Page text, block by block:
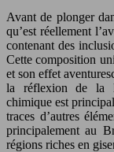
Avant de plonger
qu’est réellement
contenant des
Cette composition
et son effet
la réflexion de la
chimique est
traces d’autres
principalement au
régions riches en